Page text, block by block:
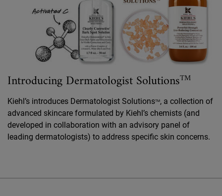
Introducing Dermatologist SolutionsTM
Kiehl’s introduces Dermatologist SolutionsTM , a collection of
advanced skincare formulated by Kiehl’s chemists (and
developed in collaboration with an advisory panel of
leading dermatologists) to address specific skin concerns.